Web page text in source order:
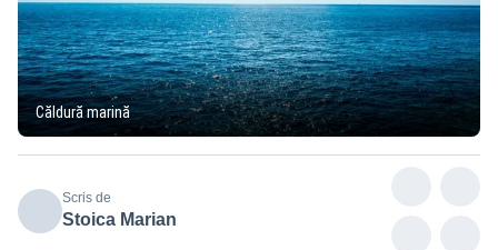
Căldură marină
Scris de
Stoica Marian